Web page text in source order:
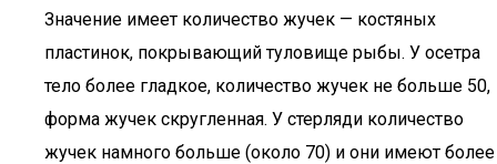
Значение имеет количество жучек — костяных
пластинок, покрывающий туловище рыбы. У осетра
тело более гладкое, количество жучек не больше 50,
форма жучек скругленная. У стерляди количество
жучек намного больше (около 70) и они имеют более